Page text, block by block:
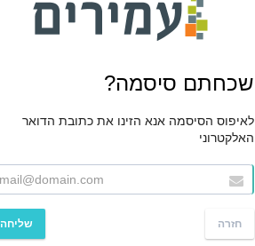
שכחתם סיסמה?
לאיפוס הסיסמה אנא הזינו את כתובת הדואר
האלקטרוני
חזרה שליחה